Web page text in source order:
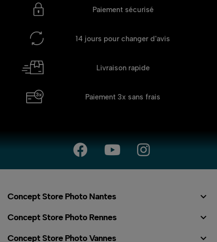
Paiement sécurisé
14 jours pour changer d'avis
Livraison rapide
Paiement 3x sans frais
Concept Store Photo Nantes 
Concept Store Photo Rennes 
Concept Store Photo Vannes 